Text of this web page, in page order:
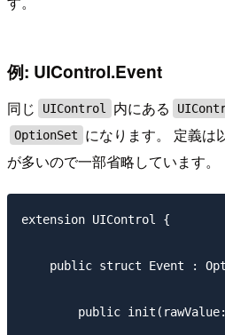
例: UIControl.Event
同じ UIControl 内にある
OptionSet
になります。 定義は
が多いので一部省略しています。
extension UIControl {
public struct Event :
public